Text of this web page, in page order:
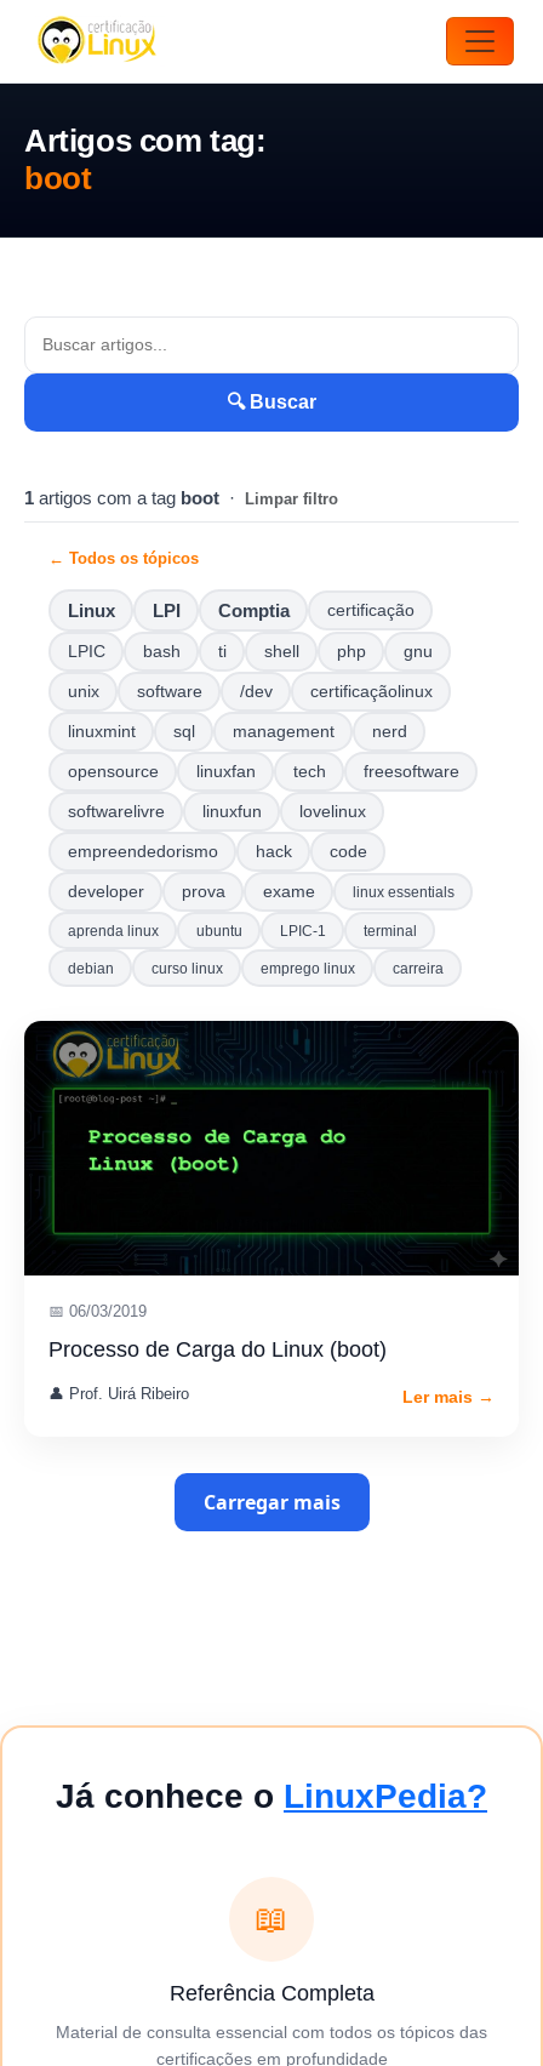
Artigos com tag:
boot
🔍 Buscar
1 artigos com a tag boot · Limpar filtro
← Todos os tópicos
Linux LPI Comptia certificação
LPIC bash ti shell php gnu
unix software /dev certificaçãolinux
linuxmint sql management nerd
opensource linuxfan tech freesoftware
softwarelivre linuxfun lovelinux
empreendedorismo hack code
developer prova exame linux essentials
aprenda linux ubuntu LPIC-1 terminal
debian curso linux emprego linux carreira
📅 06/03/2019
Processo de Carga do Linux (boot)
👤 Prof. Uirá Ribeiro Ler mais →
Carregar mais
Já conhece o LinuxPedia?
📖
Referência Completa
Material de consulta essencial com todos os tópicos das
certificações em profundidade